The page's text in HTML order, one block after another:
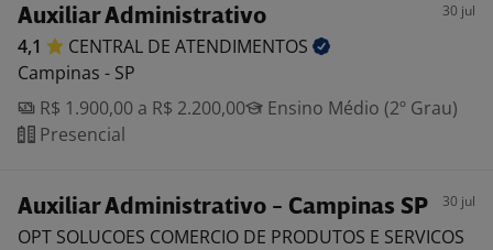
Auxiliar Administrativo 30 jul
4,1 CENTRAL DE ATENDIMENTOS
Campinas - SP
R$ 1.900,00 a R$ 2.200,00
Ensino Médio (2º Grau)
Presencial
Auxiliar Administrativo - Campinas SP 30 jul
OPT SOLUCOES COMERCIO DE PRODUTOS E SERVICOS